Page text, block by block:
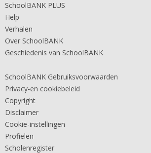
SchoolBANK PLUS
Help
Verhalen
Over SchoolBANK
Geschiedenis van SchoolBANK
SchoolBANK Gebruiksvoorwaarden
Privacy-en cookiebeleid
Copyright
Disclaimer
Cookie-instellingen
Profielen
Scholenregister